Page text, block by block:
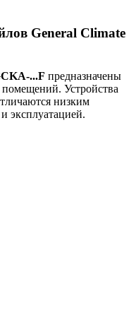
General Climate
...F предназначены
Устройства
низким
эксплуатацией.